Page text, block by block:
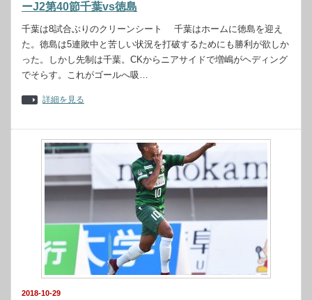
ーJ2第40節千葉vs徳島
千葉は8試合ぶりのクリーンシート 千葉はホームに徳島を迎え
た。徳島は5連敗中と苦しい状況を打破するためにも勝利が欲しか
った。しかし先制は千葉。CKからニアサイドで増嶋がヘディング
でそらす。これがゴールへ吸…
詳細を見る
2018-10-29